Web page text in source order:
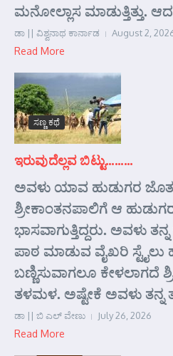
ಮನೋಲ್ಲಾಸ ಮಾಡುತ್ತಿತ್ತು.
ಡಾ || ವಿಶ್ವನಾಥ ಕಾರ್ನಾಡ August 2,
Read More
ಸಣ್ಣ ಕಥೆ
ಇರುವುದೆಲ್ಲವ ಬಿಟ್ಟು………
ಅವಳು ಯಾವ ಹುಡುಗರ
ಶ್ರೀಕಾಂತನಪಾಲಿಗೆ ಆ
ಭಾಸವಾಗುತ್ತಿದ್ದರು. ಅವಳು
ಪಾಠ ಮಾಡುವ ವೈಖರಿ ಸ್ಟೈಲು
ಬಣ್ಣಿಸುವಾಗಲೂ ಕೇಳಲಾಗದೆ
ತಳಮಳ. ಅಷ್ಟೇಕೆ ಅವಳು ತನ್ನ
ಡಾ || ಬಿ ಎಲ್ ವೇಣು July 26, 2026
Read More